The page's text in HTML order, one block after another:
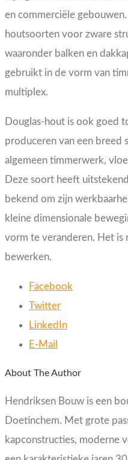
en commerciële
houtsoorten voor zware
waaronder balken en
gebruikt in de vorm van
multiplex.
Douglas-hout is ook goed
produceren van een breed
algemeen timmerwerk,
Deze soort heeft
bekend om zijn
kleine dimensionale
vorm te veranderen. Het
bewerken.
Facebook
Twitter
LinkedIn
E-Mail
About The Author
Hendriksen Bouw is een
Doetinchem. Met grote
kapconstructies, moderne